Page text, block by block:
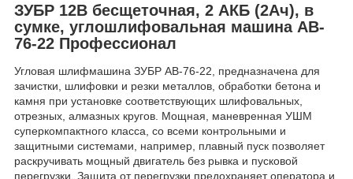
ЗУБР 12В бесщеточная, 2 АКБ (2Ач), в
сумке, углошлифовальная машина AB-
76-22 Профессионал
Угловая шлифмашина ЗУБР AB-76-22, предназначена для
зачистки, шлифовки и резки металлов, обработки бетона и
камня при установке соответствующих шлифовальных,
отрезных, алмазных кругов. Мощная, маневренная УШМ
суперкомпактного класса, со всеми контрольными и
защитными системами, например, плавный пуск позволяет
раскручивать мощный двигатель без рывка и пусковой
перегрузки. Защита от перегрузки предохраняет оператора и